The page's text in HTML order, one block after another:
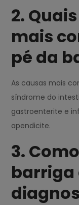
2.
mais
pé da
As causas mais
síndrome do
gastroenterite e
apendicite.
3.
barriga